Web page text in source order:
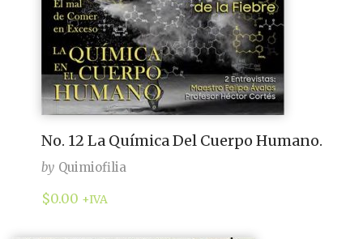
No. 12 La Química Del Cuerpo Humano.
by Quimiofilia
$0.00 +IVA